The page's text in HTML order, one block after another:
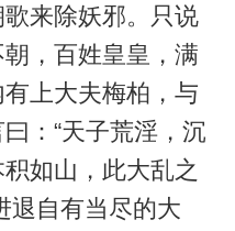
来除妖邪。只说
，百姓皇皇，满
上大夫梅柏，与
：“天子荒淫，沉
如山，此大乱之
退自有当尽的大